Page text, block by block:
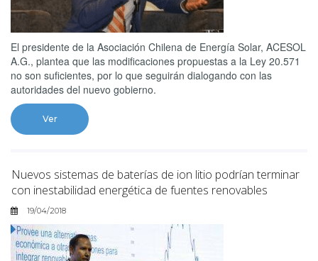
El presidente de la Asociación Chilena de Energía Solar, ACESOL
A.G., plantea que las modificaciones propuestas a la Ley 20.571
no son suficientes, por lo que seguirán dialogando con las
autoridades del nuevo gobierno.
Ver
Nuevos sistemas de baterías de ion litio podrían terminar
con inestabilidad energética de fuentes renovables
19/04/2018